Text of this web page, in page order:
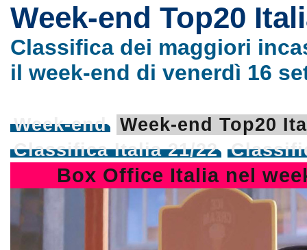
Week-end Top20
Classifica dei maggiori
il week-end di venerdì 16
Week-end
Week-end Top20
Classifica Italia 21/22
Box Office Italia nel